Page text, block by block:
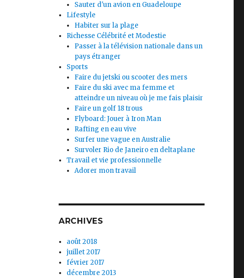
Sauter d'un avion en Guadeloupe
Lifestyle
Habiter sur la plage
Richesse Célébrité et Modestie
Passer à la télévision nationale dans un
pays étranger
Sports
Faire du jetski ou scooter des mers
Faire du ski avec ma femme et
atteindre un niveau où je me fais plaisir
Faire un golf 18 trous
Flyboard: Jouer à Iron Man
Rafting en eau vive
Surfer une vague en Australie
Survoler Rio de Janeiro en deltaplane
Travail et vie professionnelle
Adorer mon travail
ARCHIVES
août 2018
juillet 2017
février 2017
décembre 2013